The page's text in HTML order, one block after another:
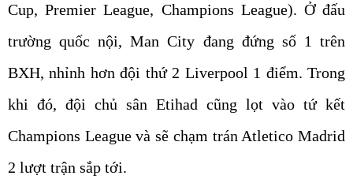
Cup, Premier League, Champions League). Ở đấu
trường quốc nội, Man City đang đứng số 1 trên
BXH, nhỉnh hơn đội thứ 2 Liverpool 1 điểm. Trong
khi đó, đội chủ sân Etihad cũng lọt vào tứ kết
Champions League và sẽ chạm trán Atletico Madrid
2 lượt trận sắp tới.